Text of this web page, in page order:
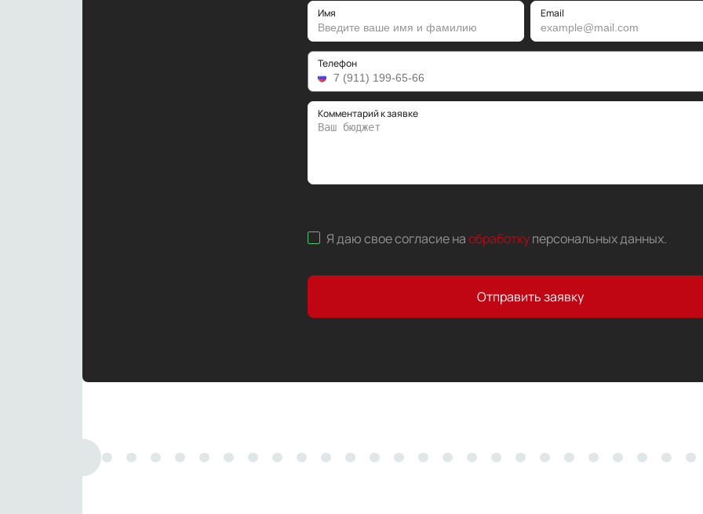
Имя Email
Телефон
Комментарий к заявке
Я даю свое согласие наобработку персональных данных.
Отправить заявку